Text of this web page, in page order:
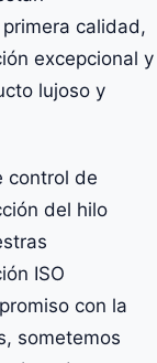
calidad,
excepcional y
lujoso y
control de
del hilo
ISO
con la
sometemos